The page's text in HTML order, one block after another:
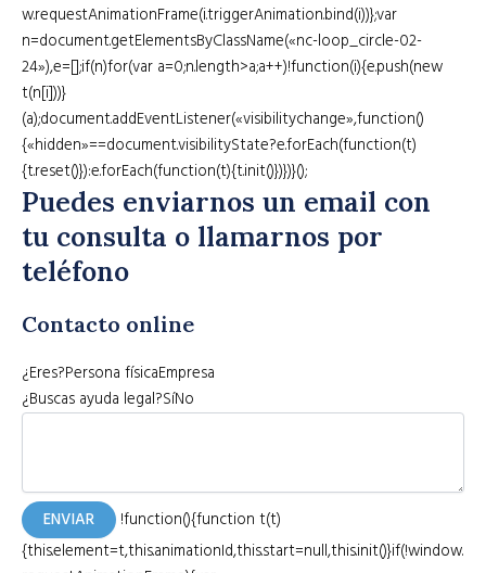
w.requestAnimationFrame(i.triggerAnimation.bind(i))};var
n=document.getElementsByClassName(«nc-loop_circle-02-
24»),e=[];if(n)for(var a=0;n.length>a;a++)!function(i){e.push(new
t(n[i]))}
(a);document.addEventListener(«visibilitychange»,function()
{«hidden»==document.visibilityState?e.forEach(function(t)
{t.reset()}):e.forEach(function(t){t.init()})})}();
Puedes enviarnos un email con
tu consulta o llamarnos por
teléfono
Contacto online
¿Eres?Persona físicaEmpresa
¿Buscas ayuda legal?SíNo
ENVIAR
!function(){function t(t)
{this.element=t,this.animationId,this.start=null,this.init()}if(!window.